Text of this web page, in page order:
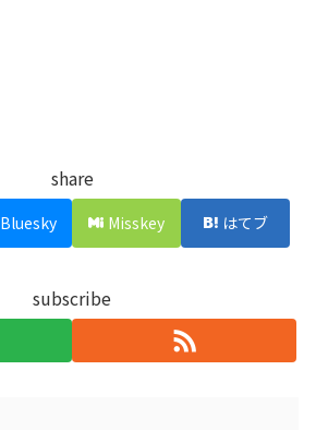
share
Bluesky Misskey はてブ
subscribe